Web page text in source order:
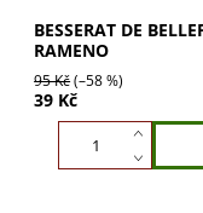
BESSERAT DE
RAMENO
95 Kč(–58 %)
39 Kč